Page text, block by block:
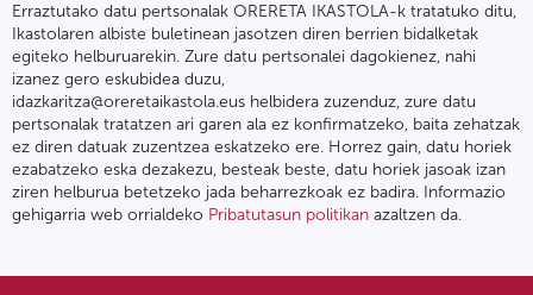
Erraztutako datu pertsonalak ORERETA IKASTOLA-k tratatuko ditu,
Ikastolaren albiste buletinean jasotzen diren berrien bidalketak
egiteko helburuarekin. Zure datu pertsonalei dagokienez, nahi
izanez gero eskubidea duzu,
idazkaritza@oreretaikastola.eus helbidera zuzenduz, zure datu
pertsonalak tratatzen ari garen ala ez konfirmatzeko, baita zehatzak
ez diren datuak zuzentzea eskatzeko ere. Horrez gain, datu horiek
ezabatzeko eska dezakezu, besteak beste, datu horiek jasoak izan
ziren helburua betetzeko jada beharrezkoak ez badira. Informazio
gehigarria web orrialdeko Pribatutasun politikan azaltzen da.